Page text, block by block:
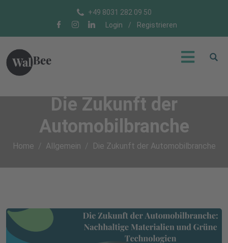
+49 8031 282 09 50
Login
/ Registrieren
Die Zukunft der
Automobilbranche
Home Allgemein Die Zukunft der Automobilbranche